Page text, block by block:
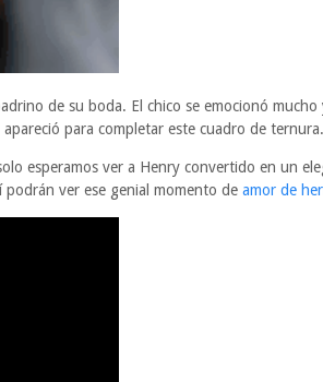
de su boda. El chico se emocionó
para completar este cuadro de ternura.
esperamos ver a Henry convertido en un
podrán ver ese genial momento deamor de